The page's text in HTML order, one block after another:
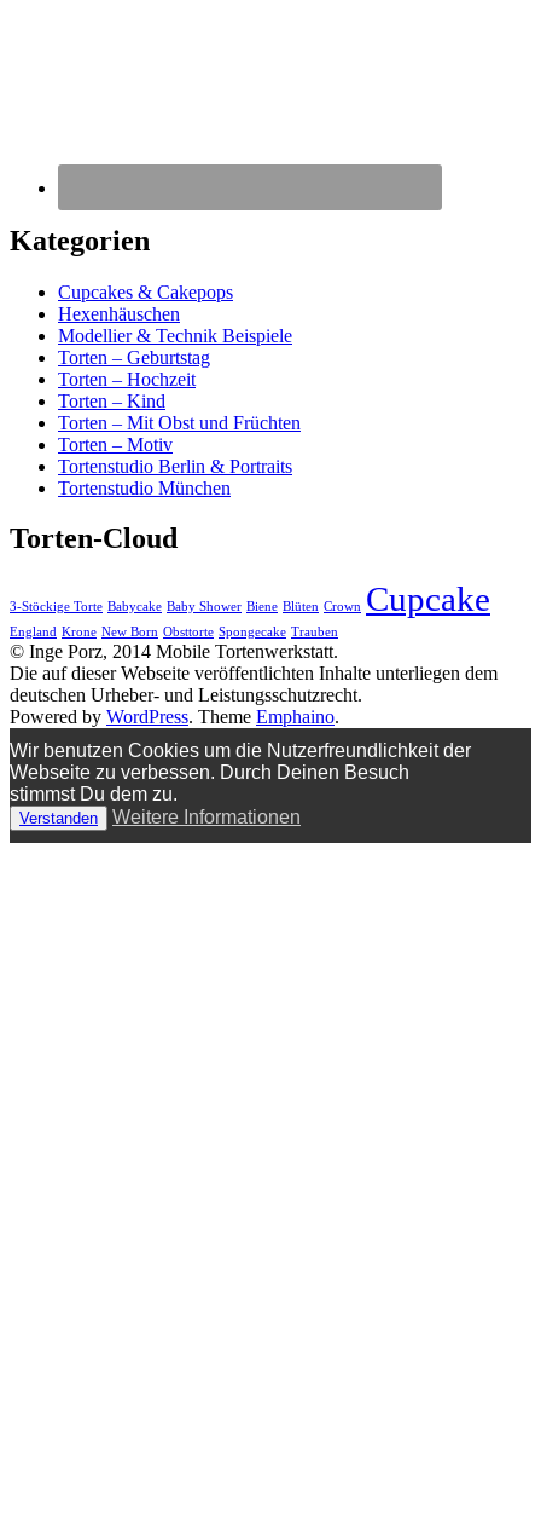
Kategorien
Cupcakes & Cakepops
Hexenhäuschen
Modellier & Technik Beispiele
Torten – Geburtstag
Torten – Hochzeit
Torten – Kind
Torten – Mit Obst und Früchten
Torten – Motiv
Tortenstudio Berlin & Portraits
Tortenstudio München
Torten-Cloud
3-Stöckige Torte Babycake Baby Shower Biene Blüten Crown Cupcake
England Krone New Born Obsttorte Spongecake Trauben
© Inge Porz, 2014 Mobile Tortenwerkstatt.
Die auf dieser Webseite veröffentlichten Inhalte unterliegen dem
deutschen Urheber- und Leistungsschutzrecht.
Powered by WordPress. Theme Emphaino.
Wir benutzen Cookies um die Nutzerfreundlichkeit der
Webseite zu verbessen. Durch Deinen Besuch
stimmst Du dem zu.
Verstanden Weitere Informationen